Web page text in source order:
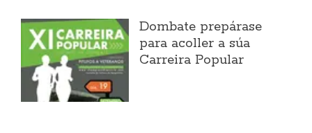
Dombate prepárase
para acoller a súa
Carreira Popular